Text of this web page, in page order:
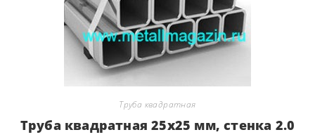
Труба квадратная
Труба квадратная 25х25 мм, стенка 2.0